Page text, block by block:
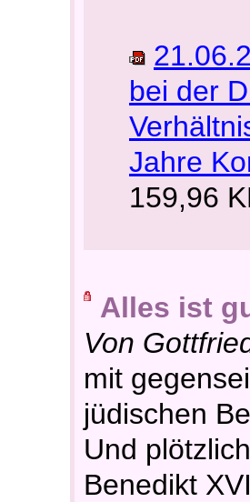
bei der
Jahre
159,96
Alles ist
Von
mit
jüdischen
Und
Benedikt